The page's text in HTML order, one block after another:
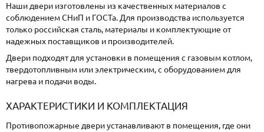
Наши двери изготовлены из качественных материалов с
соблюдением СНиП и ГОСТа. Для производства используется
только российская сталь, материалы и комплектующие от
надежных поставщиков и производителей.
Двери подходят для установки в помещения с газовым котлом,
твердотопливным или электрическим, с оборудованием для
нагрева и подачи воды.
ХАРАКТЕРИСТИКИ И КОМПЛЕКТАЦИЯ
Противопожарные двери устанавливают в помещения, где они